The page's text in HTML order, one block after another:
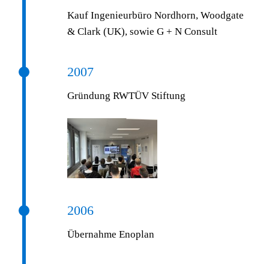
Kauf Ingenieurbüro Nordhorn, Woodgate
& Clark (UK), sowie G + N Consult
2007
Gründung RWTÜV Stiftung
2006
Übernahme Enoplan